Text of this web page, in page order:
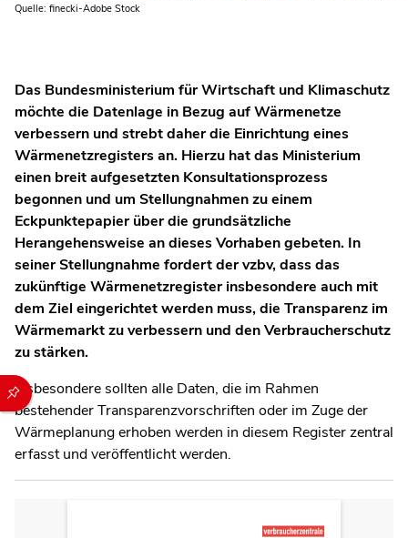
Durch die folgenden Buttons können Sie direkt auf einen
Quelle: finecki-Adobe Stock
Das Bundesministerium für Wirtschaft und Klimaschutz
möchte die Datenlage in Bezug auf Wärmenetze
verbessern und strebt daher die Einrichtung eines
Wärmenetzregisters an. Hierzu hat das Ministerium
einen breit aufgesetzten Konsultationsprozess
begonnen und um Stellungnahmen zu einem
Eckpunktepapier über die grundsätzliche
Herangehensweise an dieses Vorhaben gebeten. In
seiner Stellungnahme fordert der vzbv, dass das
zukünftige Wärmenetzregister insbesondere auch mit
dem Ziel eingerichtet werden muss, die Transparenz im
Wärmemarkt zu verbessern und den Verbraucherschutz
zu stärken.
Insbesondere sollten alle Daten, die im Rahmen
bestehender Transparenzvorschriften oder im Zuge der
Wärmeplanung erhoben werden in diesem Register zentral
erfasst und veröffentlicht werden.